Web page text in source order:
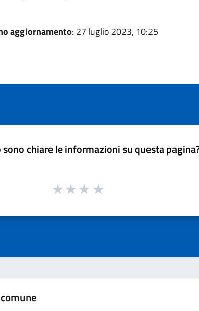
aggiornamento: 27 luglio 2023, 10:25
sono chiare le informazioni su questa